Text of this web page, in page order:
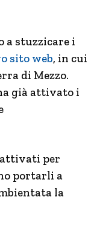
a stuzzicare i
sito web, in cui
di Mezzo.
già attivato i
attivati per
portarli a
la